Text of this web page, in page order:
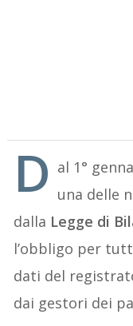
D al 1°
una delle
dalla Legge di
l’obbligo per
dati del
dai gestori dei